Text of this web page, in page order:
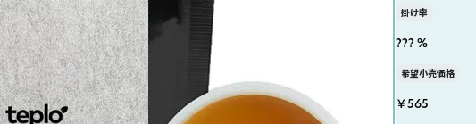
掛け率
??? %
希望小売価格
￥565